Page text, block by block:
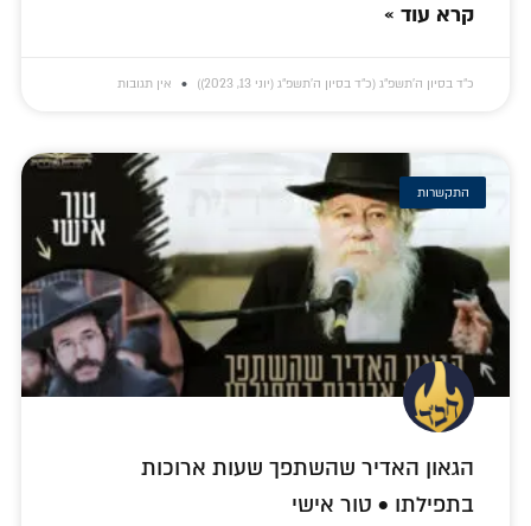
קרא עוד »
כ״ד בסיון ה׳תשפ״ג (כ״ד בסיון ה׳תשפ״ג (יוני 13, 2023)) אין תגובות
התקשרות
הגאון האדיר שהשתפך שעות ארוכות
בתפילתו • טור אישי